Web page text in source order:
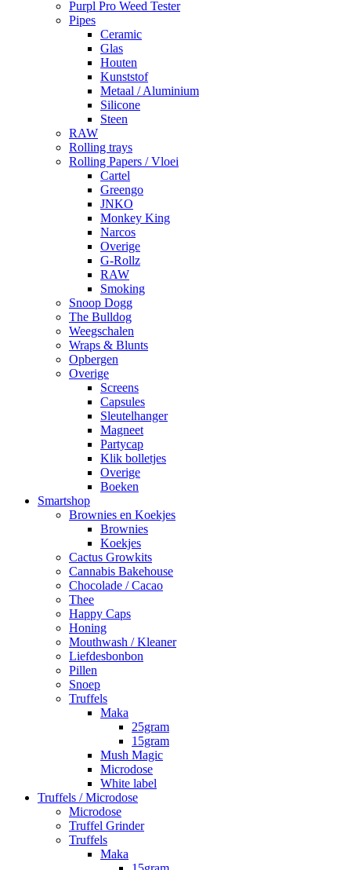
Purpl Pro Weed Tester
Pipes
Ceramic
Glas
Houten
Kunststof
Metaal / Aluminium
Silicone
Steen
RAW
Rolling trays
Rolling Papers / Vloei
Cartel
Greengo
JNKO
Monkey King
Narcos
Overige
G-Rollz
RAW
Smoking
Snoop Dogg
The Bulldog
Weegschalen
Wraps & Blunts
Opbergen
Overige
Screens
Capsules
Sleutelhanger
Magneet
Partycap
Klik bolletjes
Overige
Boeken
Smartshop
Brownies en Koekjes
Brownies
Koekjes
Cactus Growkits
Cannabis Bakehouse
Chocolade / Cacao
Thee
Happy Caps
Honing
Mouthwash / Kleaner
Liefdesbonbon
Pillen
Snoep
Truffels
Maka
25gram
15gram
Mush Magic
Microdose
White label
Truffels / Microdose
Microdose
Truffel Grinder
Truffels
Maka